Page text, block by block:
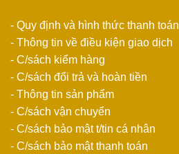
- Quy định và hình thức thanh toán
- Thông tin về điều kiện giao dịch
- C/sách kiểm hàng
- C/sách đổi trả và hoàn tiền
- Thông tin sản phẩm
- C/sách vận chuyển
- C/sách bảo mật t/tin cá nhân
- C/sách bảo mật thanh toán